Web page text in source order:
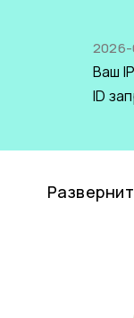
Ваш
ID